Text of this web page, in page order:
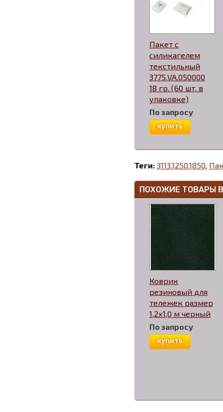
Пакет с
силикагелем
текстильный
3775.VA.050000
18 гр. (60 шт. в
упаковке)
По запросу
купить
Теги: 3113.1250.1850
ПОХОЖИЕ ТОВАРЫ
Коврик
резиновый для
тележек размер
1,2х1,0 м черный
По запросу
купить